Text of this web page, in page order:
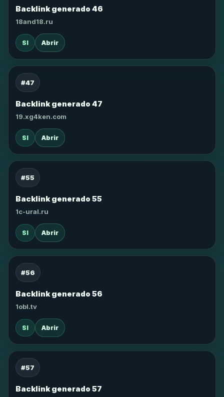
Backlink generado 46
18and18.ru
SI Abrir
#47
Backlink generado 47
19.xg4ken.com
SI Abrir
#55
Backlink generado 55
1c-ural.ru
SI Abrir
#56
Backlink generado 56
1obl.tv
SI Abrir
#57
Backlink generado 57